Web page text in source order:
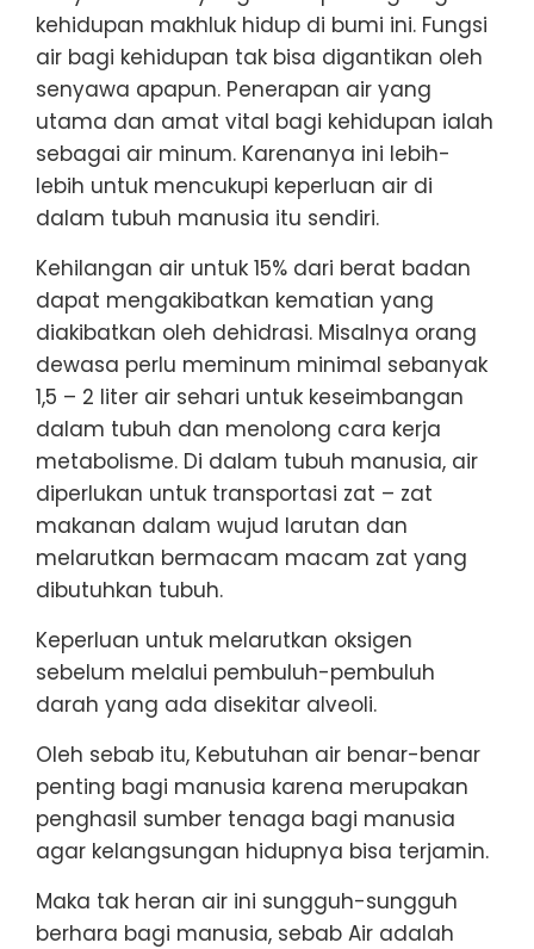
kehidupan makhluk hidup di bumi ini. Fungsi
air bagi kehidupan tak bisa digantikan oleh
senyawa apapun. Penerapan air yang
utama dan amat vital bagi kehidupan ialah
sebagai air minum. Karenanya ini lebih-
lebih untuk mencukupi keperluan air di
dalam tubuh manusia itu sendiri.
Kehilangan air untuk 15% dari berat badan
dapat mengakibatkan kematian yang
diakibatkan oleh dehidrasi. Misalnya orang
dewasa perlu meminum minimal sebanyak
1,5 – 2 liter air sehari untuk keseimbangan
dalam tubuh dan menolong cara kerja
metabolisme. Di dalam tubuh manusia, air
diperlukan untuk transportasi zat – zat
makanan dalam wujud larutan dan
melarutkan bermacam macam zat yang
dibutuhkan tubuh.
Keperluan untuk melarutkan oksigen
sebelum melalui pembuluh-pembuluh
darah yang ada disekitar alveoli.
Oleh sebab itu, Kebutuhan air benar-benar
penting bagi manusia karena merupakan
penghasil sumber tenaga bagi manusia
agar kelangsungan hidupnya bisa terjamin.
Maka tak heran air ini sungguh-sungguh
berhara bagi manusia, sebab Air adalah